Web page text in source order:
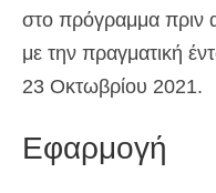
στο πρόγραμμα πριν
με την πραγματική
23 Οκτωβρίου 2021.
Εφαρμογή